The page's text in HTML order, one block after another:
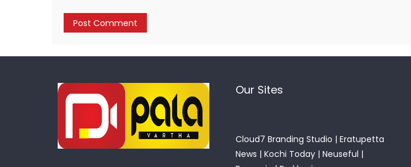
Our Sites
Cloud7 Branding Studio | Eratupetta
News | Kochi Today | Neuseful |